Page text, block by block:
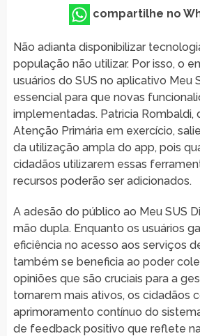
compartilhe no
Não adianta disponibilizar
população não utilizar. Por isso, o
usuários do SUS no aplicativo Meu
essencial para que novas
implementadas. Patricia Rombaldi,
Atenção Primária em exercício,
da utilização ampla do app, pois
cidadãos utilizarem essas
recursos poderão ser adicionados.
A adesão do público ao Meu SUS
mão dupla. Enquanto os usuários
eficiência no acesso aos serviços
também se beneficia ao poder
opiniões que são cruciais para a
tornarem mais ativos, os cidadãos
aprimoramento contínuo do
de feedback positivo que reflete